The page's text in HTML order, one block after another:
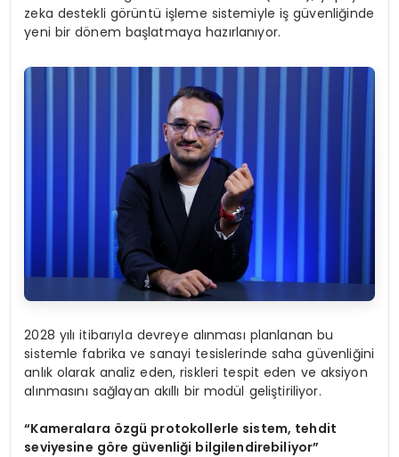
zeka destekli görüntü işleme sistemiyle iş güvenliğinde
yeni bir dönem başlatmaya hazırlanıyor.
2028 yılı itibarıyla devreye alınması planlanan bu
sistemle fabrika ve sanayi tesislerinde saha güvenliğini
anlık olarak analiz eden, riskleri tespit eden ve aksiyon
alınmasını sağlayan akıllı bir modül geliştiriliyor.
“Kameralara özgü protokollerle sistem, tehdit
seviyesine göre güvenliği bilgilendirebiliyor”